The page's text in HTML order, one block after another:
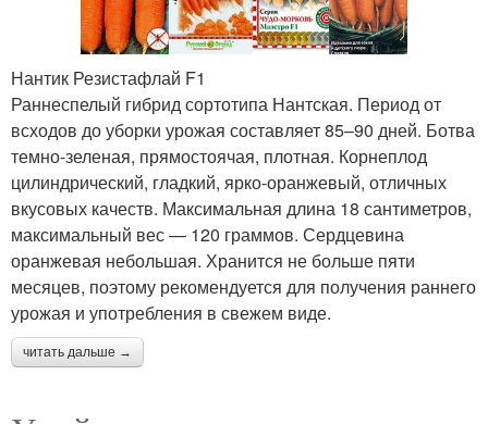
Нантик Резистафлай F1
Раннеспелый гибрид сортотипа Нантская. Период от
всходов до уборки урожая составляет 85–90 дней. Ботва
темно-зеленая, прямостоячая, плотная. Корнеплод
цилиндрический, гладкий, ярко-оранжевый, отличных
вкусовых качеств. Максимальная длина 18 сантиметров,
максимальный вес — 120 граммов. Сердцевина
оранжевая небольшая. Хранится не больше пяти
месяцев, поэтому рекомендуется для получения раннего
урожая и употребления в свежем виде.
читать дальше →